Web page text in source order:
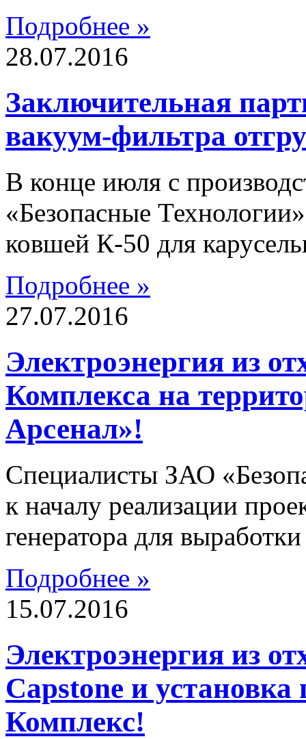
Подробнее »
28.07.2016
Заключительная
вакуум-фильтра
В конце июля с
«Безопасные
ковшей К-50 для
Подробнее »
27.07.2016
Электроэнергия из
Комплекса на
Арсенал»!
Специалисты ЗАО
к началу реализации
генератора для
Подробнее »
15.07.2016
Электроэнергия из
Capstone и
Комплекс!